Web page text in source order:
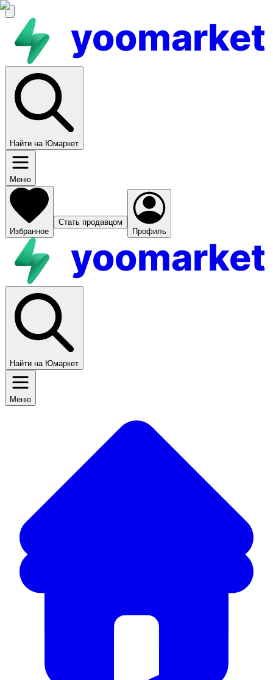
yoomarket
Найти на Юмаркет
Меню
Избранное
Стать продавцом
Профиль
yoomarket
Найти на Юмаркет
Меню